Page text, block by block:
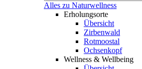
Alles zu Naturwellness
Erholungsorte
Übersicht
Zirbenwald
Rotmoostal
Ochsenkopf
Wellness & Wellbeing